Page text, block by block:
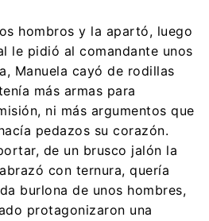
hombros y la apartó, luego
le pidió al comandante unos
Manuela cayó de rodillas
más armas para
ni más argumentos que
pedazos su corazón.
de un brusco jalón la
con ternura, quería
burlona de unos hombres,
protagonizaron una